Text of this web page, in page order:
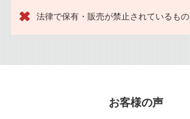
法律で保有・販売が禁止されているもの
お客様の声